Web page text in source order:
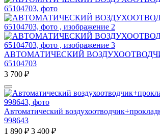
АВТОМАТИЧЕСКИЙ
65104703
3 700 ₽
Автоматический
998643
1 890 ₽ 3 400 ₽